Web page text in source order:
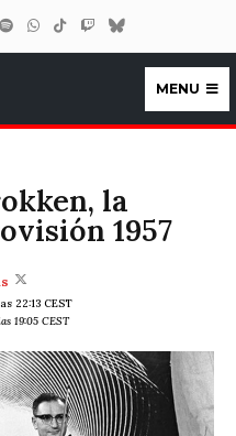
MENU
la
1957
22:13 CEST
19:05 CEST